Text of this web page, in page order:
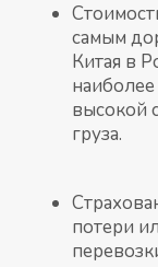
самым
Китая в
высокой
груза.
потери